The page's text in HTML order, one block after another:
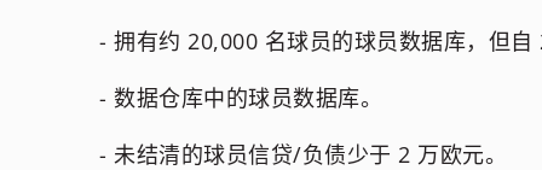
- 拥有约 20,000 名球员的球员数据库，但
- 数据仓库中的球员数据库。
- 未结清的球员信贷/负债少于 2 万欧元。